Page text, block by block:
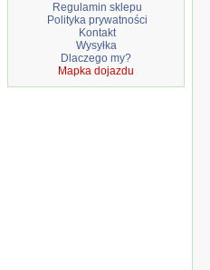
Regulamin sklepu
Polityka prywatności
Kontakt
Wysyłka
Dlaczego my?
Mapka dojazdu